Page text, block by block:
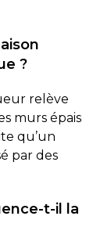
?
relève
murs épais
qu’un
par des
t-il la